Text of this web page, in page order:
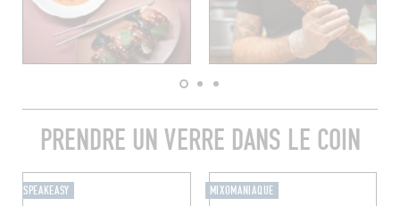
PRENDRE UN VERRE DANS LE COIN
SPEAKEASY MIXOMANIAQUE